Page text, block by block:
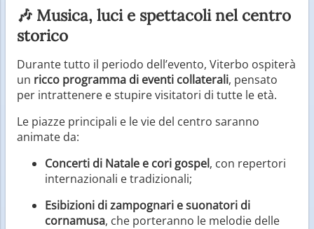
🎶 Musica, luci e spettacoli nel centro
storico
Durante tutto il periodo dell’evento, Viterbo ospiterà
un ricco programma di eventi collaterali, pensato
per intrattenere e stupire visitatori di tutte le età.
Le piazze principali e le vie del centro saranno
animate da:
Concerti di Natale e cori gospel, con repertori
internazionali e tradizionali;
Esibizioni di zampognari e suonatori di
cornamusa, che porteranno le melodie delle